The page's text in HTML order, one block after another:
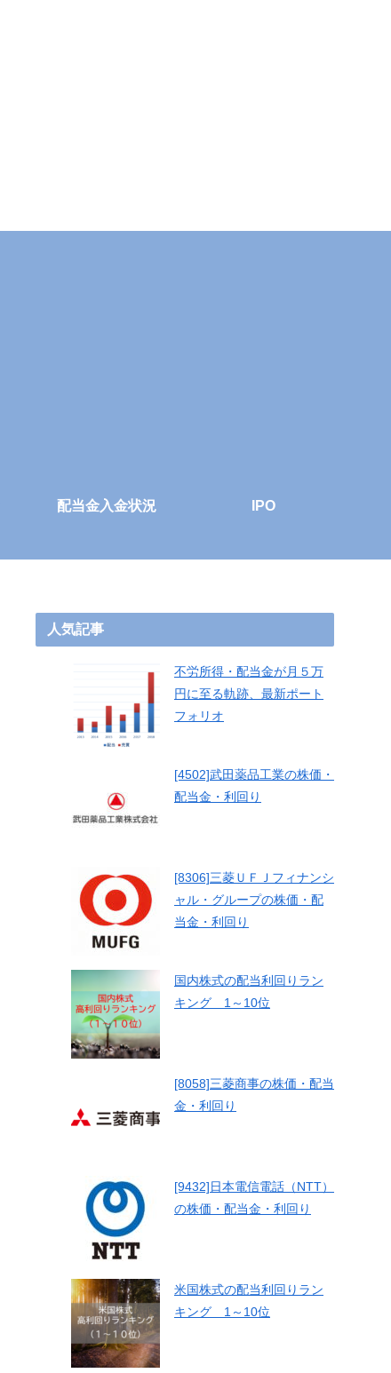
配当金入金状況 IPO
人気記事
不労所得・配当金が月５万
円に至る軌跡、最新ポート
フォリオ
[4502]武田薬品工業の株価・
配当金・利回り
[8306]三菱ＵＦＪフィナンシ
ャル・グループの株価・配
当金・利回り
国内株式の配当利回りラン
キング 1～10位
[8058]三菱商事の株価・配当
金・利回り
[9432]日本電信電話（NTT）
の株価・配当金・利回り
米国株式の配当利回りラン
キング 1～10位